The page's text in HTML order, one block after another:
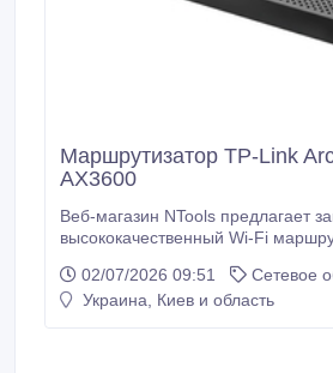
Маршрутизатор TP-Link
AX3600
Веб-магазин NTools предлагает
высококачественный Wi-Fi
маршрутизатора TP-Link Archer
двухдиапазонный Wi-Fi 7 с
02/07/2026 09:51
Сетевое
Украина, Киев и область